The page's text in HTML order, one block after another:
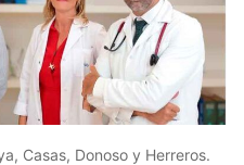
Casas, Donoso y Herreros.